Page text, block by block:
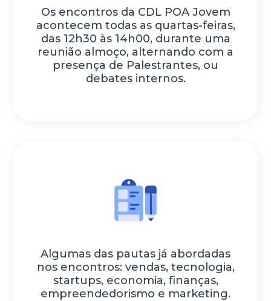
Os encontros da CDL POA Jovem
acontecem todas as quartas-feiras,
das 12h30 às 14h00, durante uma
reunião almoço, alternando com a
presença de Palestrantes, ou
debates internos.
Algumas das pautas já abordadas
nos encontros: vendas, tecnologia,
startups, economia, finanças,
empreendedorismo e marketing.